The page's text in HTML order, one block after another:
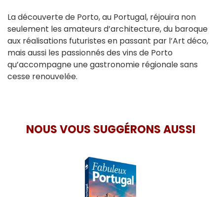
La découverte de Porto, au Portugal, réjouira non
seulement les amateurs d’architecture, du baroque
aux réalisations futuristes en passant par l’Art déco,
mais aussi les passionnés des vins de Porto
qu’accompagne une gastronomie régionale sans
cesse renouvelée.
NOUS VOUS SUGGÉRONS AUSSI